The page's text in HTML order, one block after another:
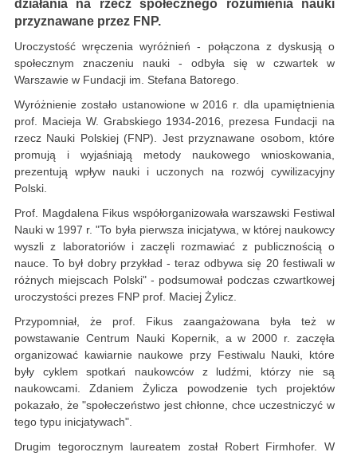
działania na rzecz społecznego rozumienia nauki
przyznawane przez FNP.
Uroczystość wręczenia wyróżnień - połączona z dyskusją o
społecznym znaczeniu nauki - odbyła się w czwartek w
Warszawie w Fundacji im. Stefana Batorego.
Wyróżnienie zostało ustanowione w 2016 r. dla upamiętnienia
prof. Macieja W. Grabskiego 1934-2016, prezesa Fundacji na
rzecz Nauki Polskiej (FNP). Jest przyznawane osobom, które
promują i wyjaśniają metody naukowego wnioskowania,
prezentują wpływ nauki i uczonych na rozwój cywilizacyjny
Polski.
Prof. Magdalena Fikus współorganizowała warszawski Festiwal
Nauki w 1997 r. "To była pierwsza inicjatywa, w której naukowcy
wyszli z laboratoriów i zaczęli rozmawiać z publicznością o
nauce. To był dobry przykład - teraz odbywa się 20 festiwali w
różnych miejscach Polski" - podsumował podczas czwartkowej
uroczystości prezes FNP prof. Maciej Żylicz.
Przypomniał, że prof. Fikus zaangażowana była też w
powstawanie Centrum Nauki Kopernik, a w 2000 r. zaczęła
organizować kawiarnie naukowe przy Festiwalu Nauki, które
były cyklem spotkań naukowców z ludźmi, którzy nie są
naukowcami. Zdaniem Żylicza powodzenie tych projektów
pokazało, że "społeczeństwo jest chłonne, chce uczestniczyć w
tego typu inicjatywach".
Drugim tegorocznym laureatem został Robert Firmhofer. W